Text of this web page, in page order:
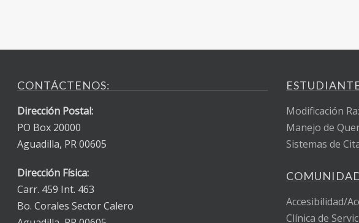
CONTÁCTENOS:
Dirección Postal:
PO Box 20000
Aguadilla, PR 00605
Dirección Física:
Carr. 459 Int. 463
Bo. Corales Sector Calero
Modificación
Manejo de
Sistemas de
Accesibilidad/
Clínica de